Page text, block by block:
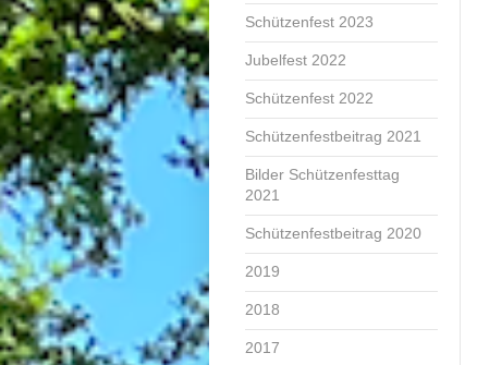
Schützenfest 2023
Jubelfest 2022
Schützenfest 2022
Schützenfestbeitrag 2021
Bilder Schützenfesttag
2021
Schützenfestbeitrag 2020
2019
2018
2017